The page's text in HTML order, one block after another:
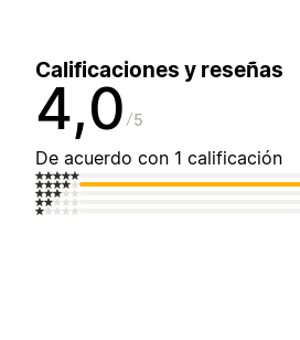
Calificaciones y reseñas
4,0 5
De acuerdo con 1 calificación